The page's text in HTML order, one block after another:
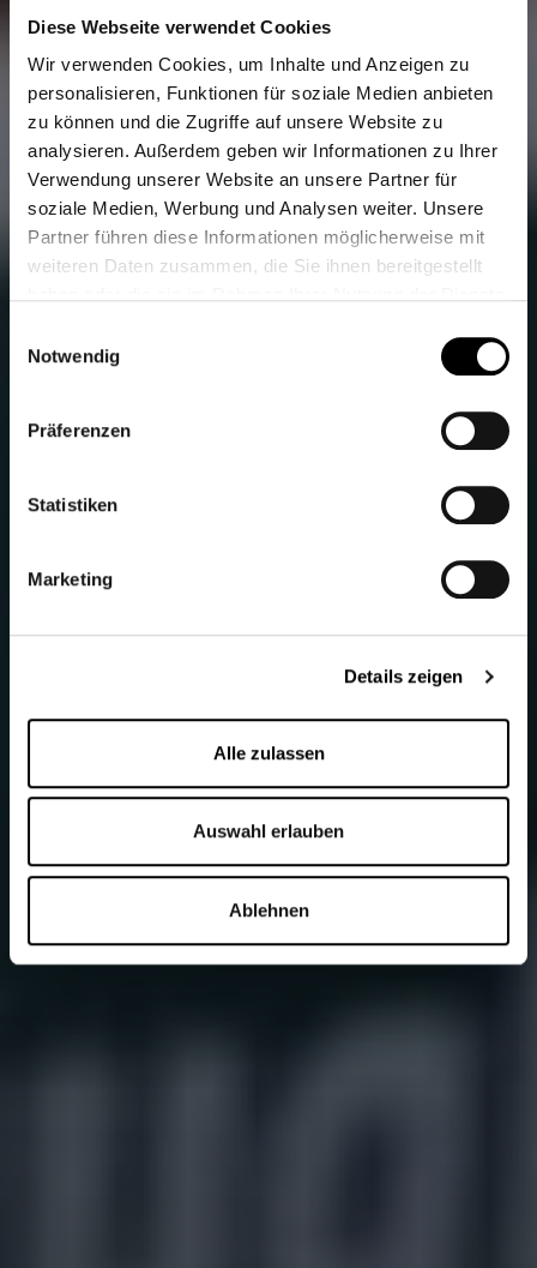
Diese Webseite verwendet Cookies
Wir verwenden Cookies, um Inhalte und Anzeigen zu
personalisieren, Funktionen für soziale Medien anbieten
zu können und die Zugriffe auf unsere Website zu
analysieren. Außerdem geben wir Informationen zu Ihrer
Verwendung unserer Website an unsere Partner für
soziale Medien, Werbung und Analysen weiter. Unsere
Partner führen diese Informationen möglicherweise mit
weiteren Daten zusammen, die Sie ihnen bereitgestellt
Weitere Informationen finden Sie unter
Datenschutz
Notwendig
Präferenzen
Statistiken
Marketing
Details zeigen
Alle zulassen
Auswahl erlauben
Ablehnen